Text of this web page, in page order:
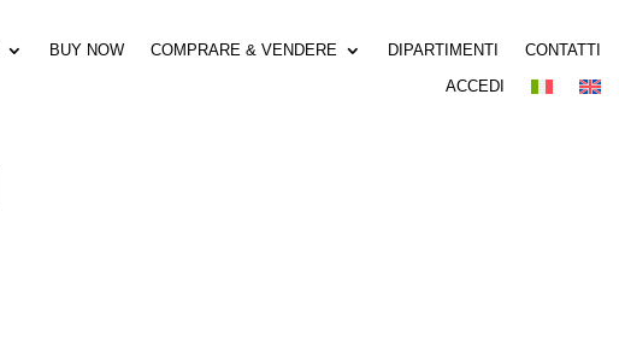
BUY NOW COMPRARE & VENDERE DIPARTIMENTI
CONTATTI
ACCEDI